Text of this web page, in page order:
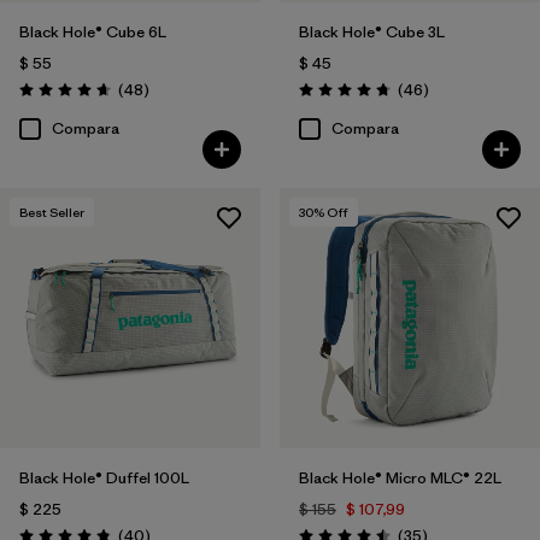
Black Hole® Cube 6L
$ 55
Valoración: 4.7 / 5
(48Comentarios
)
Compara
Black Hole® Cube 3L
$ 45
Valoración: 4.8 / 5
(46Comentarios
)
Compara
Best Seller
Black Hole® Duffel 100L
$ 225
(40Comentarios
)
30% Off
Black Hole® Micro MLC® 22L
$ 155 $ 107,99
(35Comentarios
)